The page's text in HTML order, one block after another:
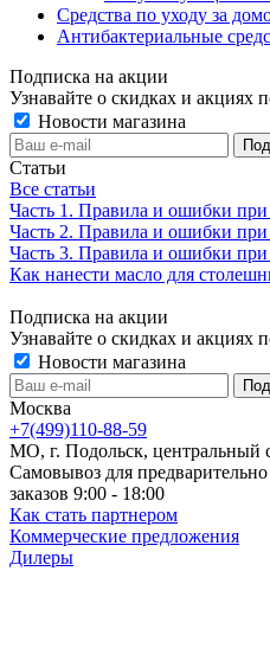
Средства по уходу за
Антибактериальные
Подписка на акции
Узнавайте о скидках и акциях
Новости магазина
Статьи
Все статьи
Часть 1. Правила и ошибки при
Часть 2. Правила и ошибки при
Часть 3. Правила и ошибки при
Как нанести масло для
Подписка на акции
Узнавайте о скидках и акциях
Новости магазина
Москва
+7(499)110-88-59
МО, г. Подольск, центральный
Самовывоз для
заказов 9:00 - 18:00
Как стать партнером
Коммерческие предложения
Дилеры